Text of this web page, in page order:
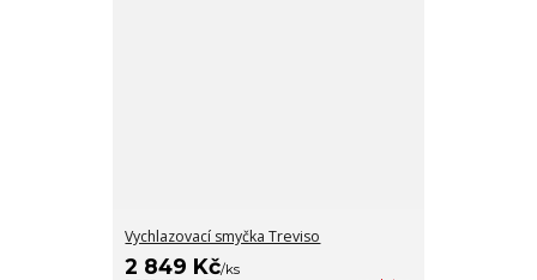
Vychlazovací smyčka Treviso
2 849 Kč/ks